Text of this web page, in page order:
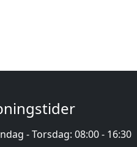
- Torsdag: 08:00 - 16:30